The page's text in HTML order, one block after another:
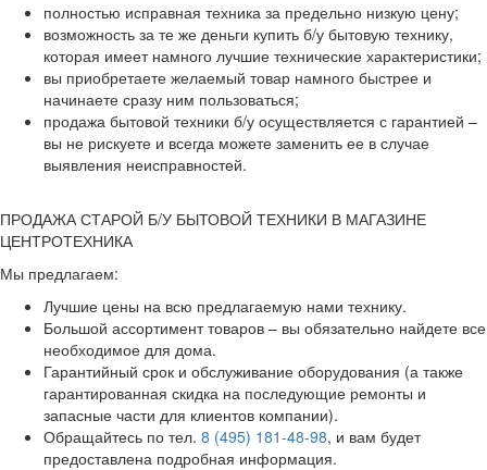
полностью исправная техника за предельно низкую цену;
возможность за те же деньги купить б/у бытовую технику,
которая имеет намного лучшие технические характеристики;
вы приобретаете желаемый товар намного быстрее и
начинаете сразу ним пользоваться;
продажа бытовой техники б/у осуществляется с гарантией –
вы не рискуете и всегда можете заменить ее в случае
выявления неисправностей.
ПРОДАЖА СТАРОЙ Б/У БЫТОВОЙ ТЕХНИКИ В МАГАЗИНЕ
ЦЕНТРОТЕХНИКА
Мы предлагаем:
Лучшие цены на всю предлагаемую нами технику.
Большой ассортимент товаров – вы обязательно найдете все
необходимое для дома.
Гарантийный срок и обслуживание оборудования (а также
гарантированная скидка на последующие ремонты и
запасные части для клиентов компании).
Обращайтесь по тел. 8 (495) 181-48-98, и вам будет
предоставлена подробная информация.